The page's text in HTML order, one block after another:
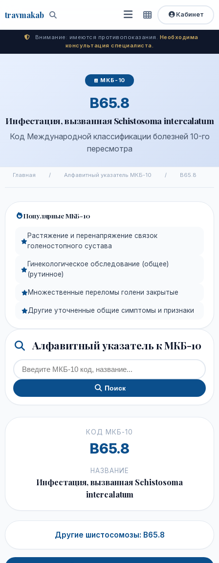
travmakab Поиск
Открыть
меню
Быстрый
доступ
Кабинет
Внимание: имеются противопоказания. Необходима
консультация специалиста.
МКБ-10
B65.8
Инфестация, вызванная Schistosoma intercalatum
Код Международной классификации болезней 10-го
пересмотра
Главная / Алфавитный указатель МКБ-10 / B65.8
Популярные МКБ-10
Растяжение и перенапряжение связок
голеностопного сустава
Гинекологическое обследование (общее)
(рутинное)
Множественные переломы голени закрытые
Другие уточненные общие симптомы и признаки
Алфавитный указатель к МКБ-10
Поиск
КОД МКБ-10
B65.8
НАЗВАНИЕ
Инфестация, вызванная Schistosoma
intercalatum
Другие шистосомозы: B65.8